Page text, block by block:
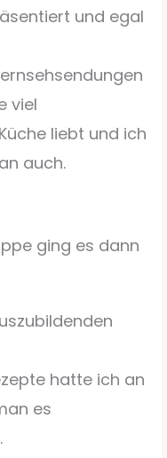
und egal
viel
liebt und ich
auch.
ging es dann
hatte ich an
es